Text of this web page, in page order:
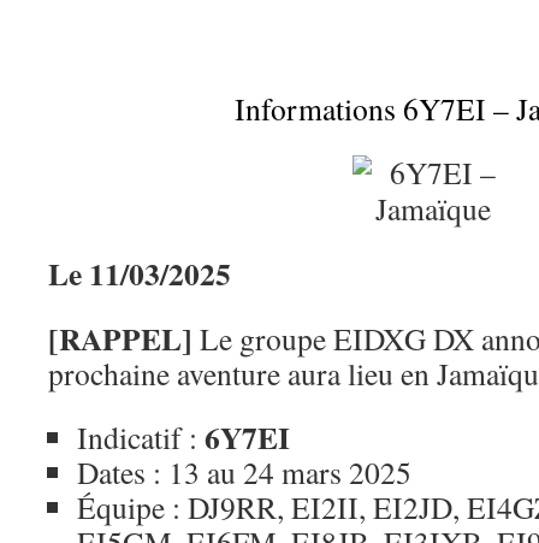
Informations 6Y7EI –
Le 11/03/2025
[RAPPEL] Le groupe EIDXG DX
prochaine aventure aura lieu en
Indicatif : 6Y7EI
Dates : 13 au 24 mars 2025
Équipe : DJ9RR, EI2II, EI2JD,